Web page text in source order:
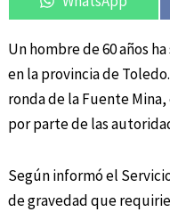
Un hombre de 60 años
en la provincia de
ronda de la Fuente
por parte de las
Según informó el
de gravedad que